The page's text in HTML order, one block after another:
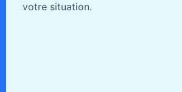
votre situation.